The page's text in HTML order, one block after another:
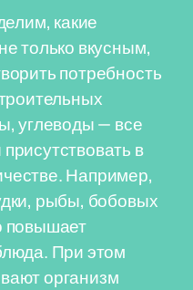
какие
только вкусным,
потребность
углеводы — все
в
Например,
рыбы, бобовых
повышает
При этом
организм